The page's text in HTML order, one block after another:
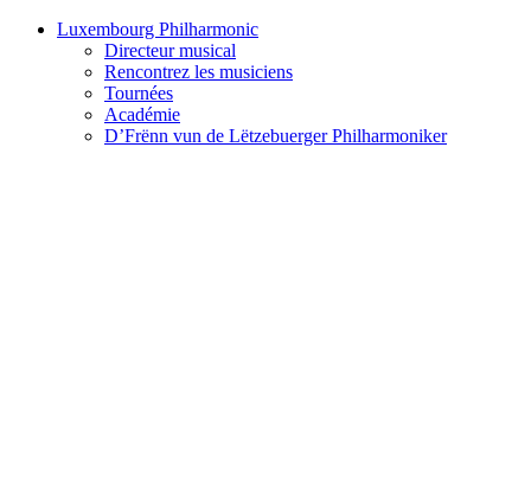
Luxembourg Philharmonic
Directeur musical
Rencontrez les musiciens
Tournées
Académie
D’Frënn vun de Lëtzebuerger Philharmoniker